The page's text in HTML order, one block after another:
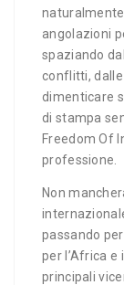
angolazioni
spaziando
conflitti,
dimenticare
di stampa
Freedom Of
professione.
Non
passando
per l’Africa e
principali